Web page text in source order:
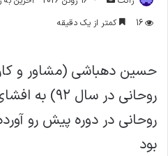
ایمیل
16
کمتر از یک دقیقه
حسین دهباشی (مشاور و
روحانی در سال
روحانی در دوره پیش رو
بود